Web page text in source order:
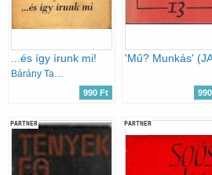
...és így írunk mi!
990 Ft
PARTNER PARTNER